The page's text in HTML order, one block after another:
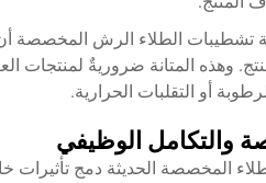
الطلاء الرش المخصصة أن
وهذه المتانة ضروريةٌ لمنتجات
أو التقلبات الحرارية.
والتكامل الوظيفي
المخصصة الحديثة دمج تأثيرات